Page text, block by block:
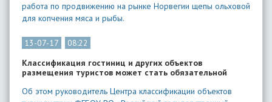
работа по продвижению на рынке Норвегии щепы ольховой
для копчения мяса и рыбы.
13-07-17
08:22
Классификация гостиниц и других объектов
размещения туристов может стать обязательной
Об этом руководитель Центра классификации объектов